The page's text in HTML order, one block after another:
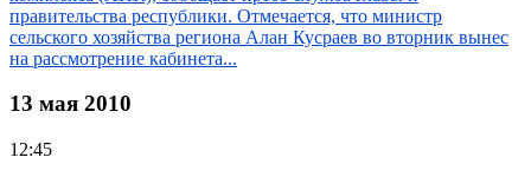
правительства республики. Отмечается, что министр
сельского хозяйства региона Алан Кусраев во вторник вынес
на рассмотрение кабинета...
13 мая 2010
12:45